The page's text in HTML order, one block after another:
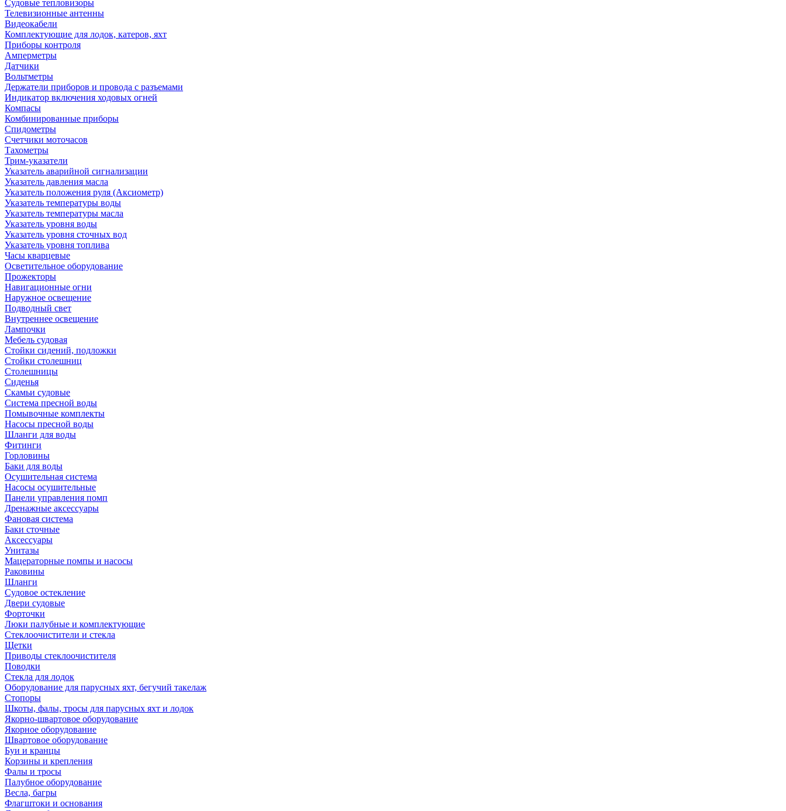
Cудовые тепловизоры
Телевизионные антенны
Видеокабели
Комплектующие для лодок, катеров, яхт
Приборы контроля
Амперметры
Датчики
Вольтметры
Держатели приборов и провода с разъемами
Индикатор включения ходовых огней
Компасы
Комбинированные приборы
Спидометры
Счетчики моточасов
Тахометры
Трим-указатели
Указатель аварийной сигнализации
Указатель давления масла
Указатель положения руля (Аксиометр)
Указатель температуры воды
Указатель температуры масла
Указатель уровня воды
Указатель уровня сточных вод
Указатель уровня топлива
Часы кварцевые
Осветительное оборудование
Прожекторы
Навигационные огни
Наружное освещение
Подводный свет
Внутреннее освещение
Лампочки
Мебель судовая
Стойки сидений, подложки
Стойки столешниц
Столешницы
Сиденья
Скамьи судовые
Система пресной воды
Помывочные комплекты
Насосы пресной воды
Шланги для воды
Фитинги
Горловины
Баки для воды
Осушительная система
Насосы осушительные
Панели управления помп
Дренажные аксессуары
Фановая система
Баки сточные
Аксессуары
Унитазы
Мацераторные помпы и насосы
Раковины
Шланги
Судовое остекление
Двери судовые
Форточки
Люки палубные и комплектующие
Стеклоочистители и стекла
Щетки
Приводы стеклоочистителя
Поводки
Стекла для лодок
Оборудование для парусных яхт, бегучий такелаж
Стопоры
Шкоты, фалы, тросы для парусных яхт и лодок
Якорно-швартовое оборудование
Якорное оборудование
Швартовое оборудование
Буи и кранцы
Корзины и крепления
Фалы и тросы
Палубное оборудование
Весла, багры
Флагштоки и основания